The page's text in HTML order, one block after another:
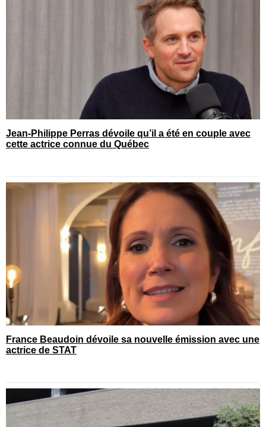
Jean-Philippe Perras dévoile qu’il a été en couple avec
cette actrice connue du Québec
France Beaudoin dévoile sa nouvelle émission avec une
actrice de STAT